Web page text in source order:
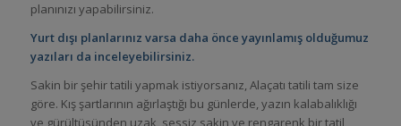
planınızı yapabilirsiniz.
Yurt dışı planlarınız varsa daha önce yayınlamış olduğumuz
yazıları da inceleyebilirsiniz.
Sakin bir şehir tatili yapmak istiyorsanız, Alaçatı tatili tam size
göre. Kış şartlarının ağırlaştığı bu günlerde, yazın kalabalıklığı
ve gürültüsünden uzak, sessiz sakin ve rengarenk bir tatil